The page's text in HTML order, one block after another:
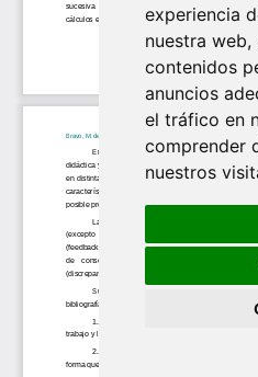
experiencia
nuestra
contenidos
anuncios
el tráfico en
comprender
nuestros